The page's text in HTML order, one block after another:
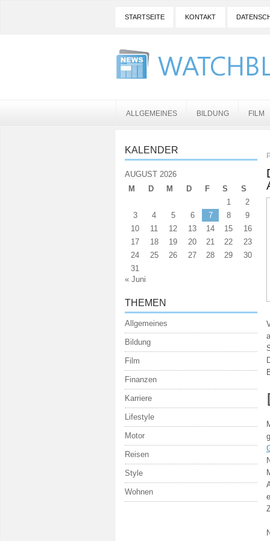
STARTSEITE KONTAKT
ALLGEMEINES BILDUNG FILM
KALENDER
AUGUST 2026
M
D M D F S
S
1
2
3
4 5 6 7 8
9
10
11 12 13 14 15
16
17
18 19 20 21 22
23
24
25 26 27 28 29
30
31
« Juni
THEMEN
Allgemeines
Bildung
Film
Finanzen
Karriere
Lifestyle
Motor
Reisen
Style
Wohnen